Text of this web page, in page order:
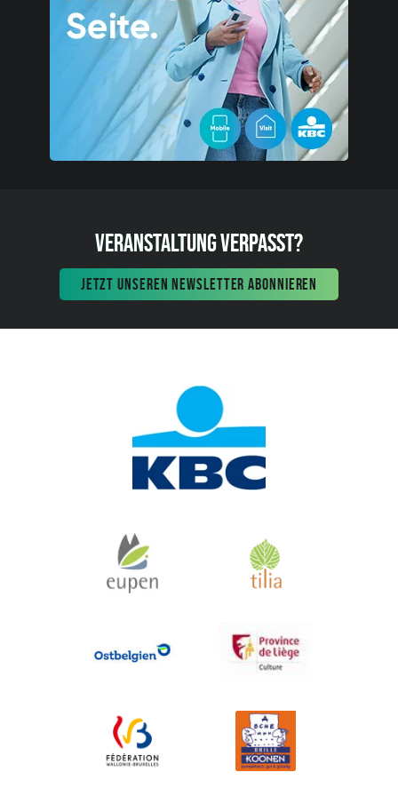
VERANSTALTUNG VERPASST?
JETZT UNSEREN NEWSLETTER ABONNIEREN